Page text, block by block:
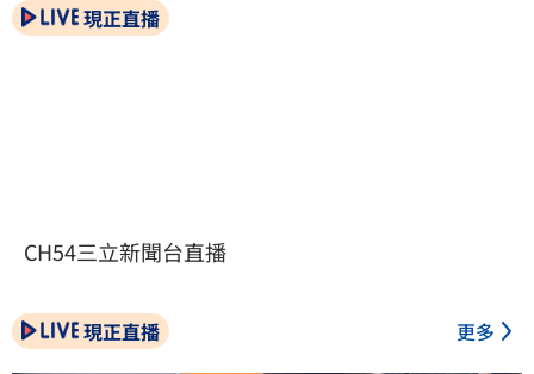
現正直播
CH54三立新聞台直播
現正直播 更多